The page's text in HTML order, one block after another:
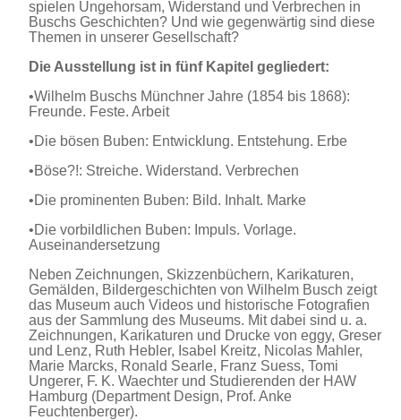
spielen Ungehorsam, Widerstand und Verbrechen in
Buschs Geschichten? Und wie gegenwärtig sind diese
Themen in unserer Gesellschaft?
Die Ausstellung ist in fünf Kapitel gegliedert:
•Wilhelm Buschs Münchner Jahre (1854 bis 1868):
Freunde. Feste. Arbeit
•Die bösen Buben: Entwicklung. Entstehung. Erbe
•Böse?!: Streiche. Widerstand. Verbrechen
•Die prominenten Buben: Bild. Inhalt. Marke
•Die vorbildlichen Buben: Impuls. Vorlage.
Auseinandersetzung
Neben Zeichnungen, Skizzenbüchern, Karikaturen,
Gemälden, Bildergeschichten von Wilhelm Busch zeigt
das Museum auch Videos und historische Fotografien
aus der Sammlung des Museums. Mit dabei sind u. a.
Zeichnungen, Karikaturen und Drucke von eggy, Greser
und Lenz, Ruth Hebler, Isabel Kreitz, Nicolas Mahler,
Marie Marcks, Ronald Searle, Franz Suess, Tomi
Ungerer, F. K. Waechter und Studierenden der HAW
Hamburg (Department Design, Prof. Anke
Feuchtenberger).